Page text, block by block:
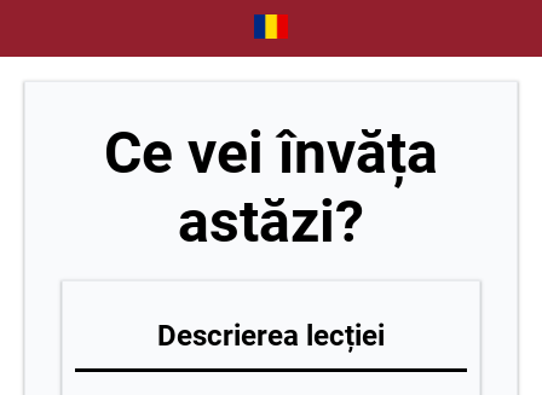
Ce vei învăța
astăzi?
Descrierea lecției